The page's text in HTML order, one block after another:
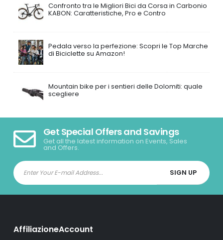
Confronto tra le Migliori Bici da Corsa in Carbonio
KABON: Caratteristiche, Pro e Contro
Pedala verso la perfezione: Scopri le Top Marche
di Biciclette su Amazon!
Mountain bike per i sentieri delle Dolomiti: quale
scegliere
Get Special Offers and Savings
Get all the latest information on Events, Sales
and Offers.
AffiliazioneAccount